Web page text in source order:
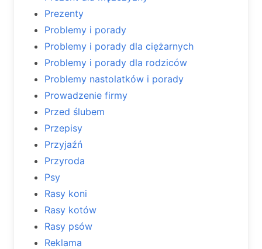
Prezenty
Problemy i porady
Problemy i porady dla ciężarnych
Problemy i porady dla rodziców
Problemy nastolatków i porady
Prowadzenie firmy
Przed ślubem
Przepisy
Przyjaźń
Przyroda
Psy
Rasy koni
Rasy kotów
Rasy psów
Reklama